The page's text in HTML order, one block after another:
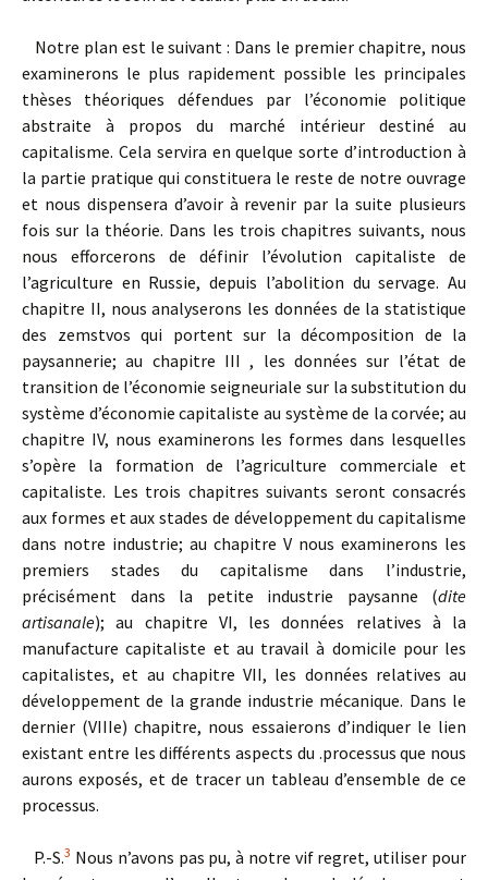
Notre plan est le suivant : Dans le premier chapitre, nous
examinerons le plus rapidement possible les principales
thèses théoriques défendues par l’économie politique
abstraite à propos du marché intérieur destiné au
capitalisme. Cela servira en quelque sorte d’introduction à
la partie pratique qui constituera le reste de notre ouvrage
et nous dispensera d’avoir à revenir par la suite plusieurs
fois sur la théorie. Dans les trois chapitres suivants, nous
nous efforcerons de définir l’évolution capitaliste de
l’agriculture en Russie, depuis l’abolition du servage. Au
chapitre II, nous analyserons les données de la statistique
des zemstvos qui portent sur la décomposition de la
paysannerie; au chapitre III , les données sur l’état de
transition de l’économie seigneuriale sur la substitution du
système d’économie capitaliste au système de la corvée; au
chapitre IV, nous examinerons les formes dans lesquelles
s’opère la formation de l’agriculture commerciale et
capitaliste. Les trois chapitres suivants seront consacrés
aux formes et aux stades de développement du capitalisme
dans notre industrie; au chapitre V nous examinerons les
premiers stades du capitalisme dans l’industrie,
précisément dans la petite industrie paysanne (dite
artisanale); au chapitre VI, les données relatives à la
manufacture capitaliste et au travail à domicile pour les
capitalistes, et au chapitre VII, les données relatives au
développement de la grande industrie mécanique. Dans le
dernier (VIIIe) chapitre, nous essaierons d’indiquer le lien
existant entre les différents aspects du .processus que nous
aurons exposés, et de tracer un tableau d’ensemble de ce
processus.
P.-S.3 Nous n’avons pas pu, à notre vif regret, utiliser pour